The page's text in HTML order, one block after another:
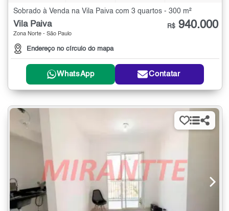
Sobrado à Venda na Vila Paiva com 3 quartos - 300 m²
Vila Paiva
Zona Norte - São Paulo
Endereço no círculo do mapa
R$ 940.000
WhatsApp Contatar